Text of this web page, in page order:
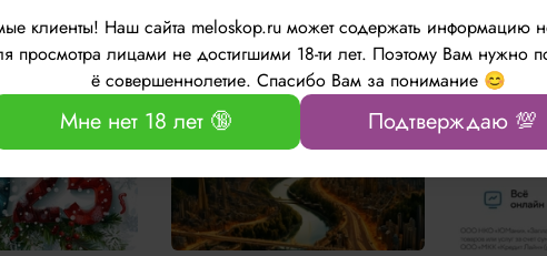
сотрудникам!
клиенты! Наш сайта meloskop.ru может содержать информацию
просмотра лицами не достигшими 18-ти лет. Поэтому Вам нужно
ё совершеннолетие. Спасибо Вам за понимание 😊
Мне нет 18 лет 🔞 Подтверждаю 💯